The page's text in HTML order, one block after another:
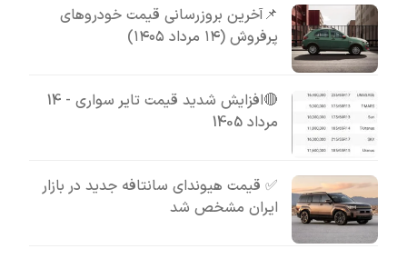
📌آخرین بروزرسانی قیمت خودروهای
پرفروش (۱۴ مرداد ۱۴۰۵)
🔴افزایش شدید قیمت تایر سواری - 14
مرداد 1405
✅ قیمت هیوندای سانتافه جدید در بازار
ایران مشخص شد